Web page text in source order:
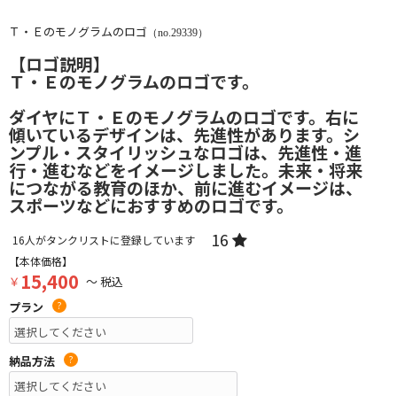
Ｔ・Ｅのモノグラムのロゴ （no.29339）
【ロゴ説明】
Ｔ・Ｅのモノグラムのロゴです。
ダイヤにＴ・Ｅのモノグラムのロゴです。右に
傾いているデザインは、先進性があります。シ
ンプル・スタイリッシュなロゴは、先進性・進
行・進むなどをイメージしました。未来・将来
につながる教育のほか、前に進むイメージは、
スポーツなどにおすすめのロゴです。
16人がタンクリストに登録しています 16
【本体価格】
￥ 15,400 ～ 税込
プラン
?
納品方法 ?